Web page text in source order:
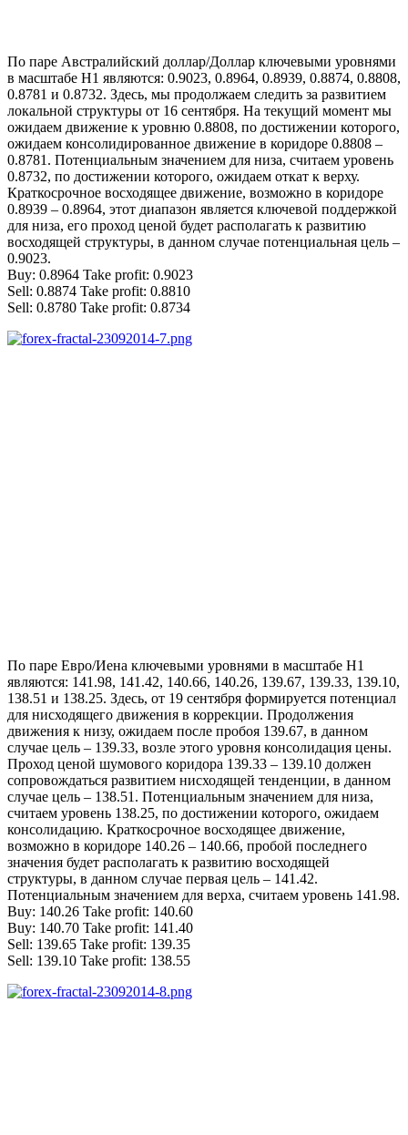
По паре Австралийский доллар/Доллар ключевыми уровнями
в масштабе Н1 являются: 0.9023, 0.8964, 0.8939, 0.8874, 0.8808,
0.8781 и 0.8732. Здесь, мы продолжаем следить за развитием
локальной структуры от 16 сентября. На текущий момент мы
ожидаем движение к уровню 0.8808, по достижении которого,
ожидаем консолидированное движение в коридоре 0.8808 –
0.8781. Потенциальным значением для низа, считаем уровень
0.8732, по достижении которого, ожидаем откат к верху.
Краткосрочное восходящее движение, возможно в коридоре
0.8939 – 0.8964, этот диапазон является ключевой поддержкой
для низа, его проход ценой будет располагать к развитию
восходящей структуры, в данном случае потенциальная цель –
0.9023.
Buy: 0.8964 Take profit: 0.9023
Sell: 0.8874 Take profit: 0.8810
Sell: 0.8780 Take profit: 0.8734
По паре Евро/Иена ключевыми уровнями в масштабе Н1
являются: 141.98, 141.42, 140.66, 140.26, 139.67, 139.33, 139.10,
138.51 и 138.25. Здесь, от 19 сентября формируется потенциал
для нисходящего движения в коррекции. Продолжения
движения к низу, ожидаем после пробоя 139.67, в данном
случае цель – 139.33, возле этого уровня консолидация цены.
Проход ценой шумового коридора 139.33 – 139.10 должен
сопровождаться развитием нисходящей тенденции, в данном
случае цель – 138.51. Потенциальным значением для низа,
считаем уровень 138.25, по достижении которого, ожидаем
консолидацию. Краткосрочное восходящее движение,
возможно в коридоре 140.26 – 140.66, пробой последнего
значения будет располагать к развитию восходящей
структуры, в данном случае первая цель – 141.42.
Потенциальным значением для верха, считаем уровень 141.98.
Buy: 140.26 Take profit: 140.60
Buy: 140.70 Take profit: 141.40
Sell: 139.65 Take profit: 139.35
Sell: 139.10 Take profit: 138.55